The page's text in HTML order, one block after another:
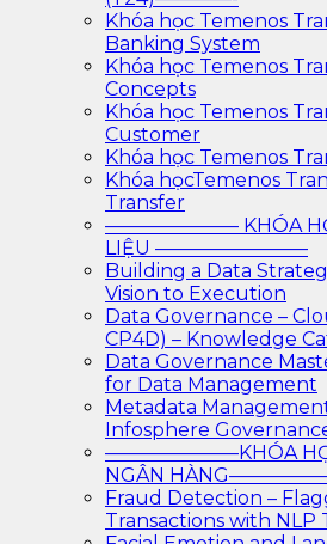
Khóa học Temenos
Banking System
Khóa học Temenos
Concepts
Khóa học Temenos
Customer
Khóa học Temenos
Khóa họcTemenos
Transfer
——————— KHÓA
LIỆU ————————
Building a Data
Vision to Execution
Data Governance –
CP4D) – Knowledge
Data Governance
for Data Management
Metadata
Infosphere
———————KHÓA HỌC
NGÂN
Fraud Detection –
Transactions with NLP